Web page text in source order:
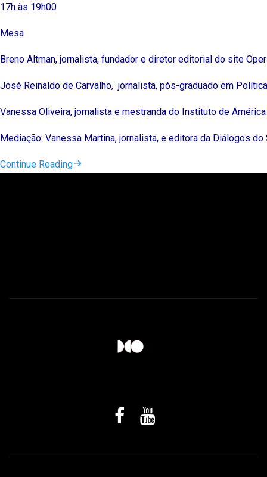
17h às 19h00
Mesa
Breno Altman, jornalista, fundador e diretor editorial do site
José Reinaldo de Carvalho, jornalista, pós-graduado em
Vanessa Oliveira, jornalista e mestranda do Instituto de
Mediação: Vanessa Martina, jornalista, e editora da Diálogos do
Continue Reading